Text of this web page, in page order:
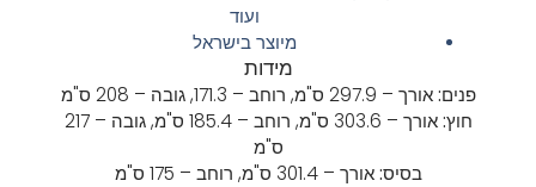
ועוד
מיוצר בישראל
מידות
פנים:אורך – 297.9 ס"מ, רוחב – 171.3,
גובה – 208 ס"מ
חוץ:אורך – 303.6 ס"מ, רוחב – 185.4 ס"מ,
גובה – 217
ס"מ
בסיס:אורך – 301.4 ס"מ, רוחב – 175 ס"מ